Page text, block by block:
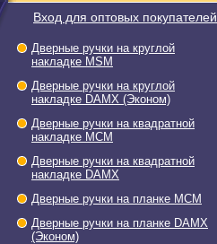
Вход для оптовых покупателей
Дверные ручки на круглой
накладке МSМ
Дверные ручки на круглой
накладке DAMX (Эконом)
Дверные ручки на квадратной
накладке МСМ
Дверные ручки на квадратной
накладке DAMX
Дверные ручки на планке МСМ
Дверные ручки на планке DAMX
(Эконом)